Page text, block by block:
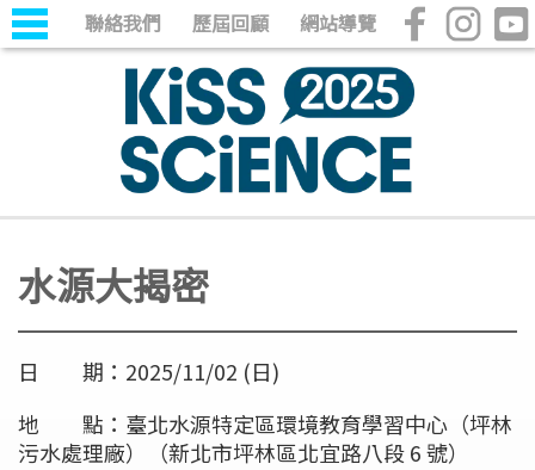
聯絡我們 歷屆回顧 網站導覽
水源大揭密
日 期：2025/11/02 (日)
地 點：臺北水源特定區環境教育學習中心（坪林
污水處理廠）（新北市坪林區北宜路八段 6 號）